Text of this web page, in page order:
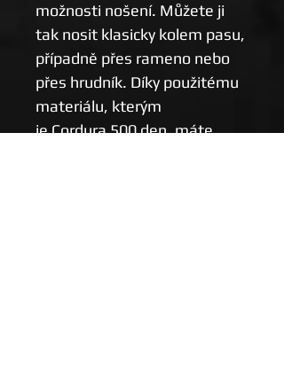
možnosti nošení. Můžete ji
tak nosit klasicky kolem pasu,
případně přes rameno nebo
přes hrudník. Díky použitému
materiálu, kterým
je Cordura 500 den, máte